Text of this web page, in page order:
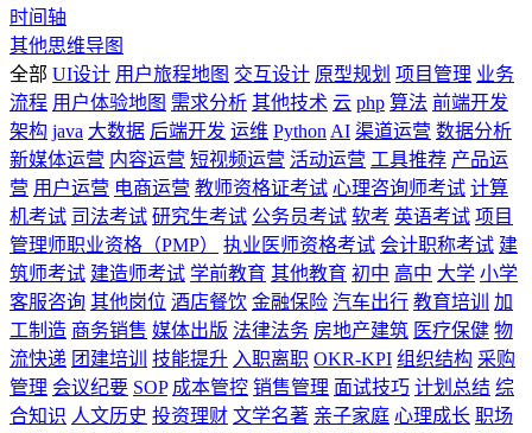
时间轴
其他思维导图
全部 UI设计 用户旅程地图 交互设计 原型规划 项目管理 业务
流程 用户体验地图 需求分析 其他技术 云 php 算法 前端开发
架构 java 大数据 后端开发 运维 Python AI 渠道运营 数据分析
新媒体运营 内容运营 短视频运营 活动运营 工具推荐 产品运
营 用户运营 电商运营 教师资格证考试 心理咨询师考试 计算
机考试 司法考试 研究生考试 公务员考试 软考 英语考试 项目
管理师职业资格（PMP）
执业医师资格考试 会计职称考试 建
筑师考试 建造师考试 学前教育 其他教育 初中 高中 大学 小学
客服咨询 其他岗位 酒店餐饮 金融保险 汽车出行 教育培训
加
工制造 商务销售 媒体出版 法律法务 房地产建筑 医疗保健 物
流快递 团建培训 技能提升 入职离职 OKR-KPI 组织结构 采购
管理 会议纪要 SOP 成本管控 销售管理 面试技巧 计划总结 综
合知识 人文历史 投资理财 文学名著 亲子家庭 心理成长 职场